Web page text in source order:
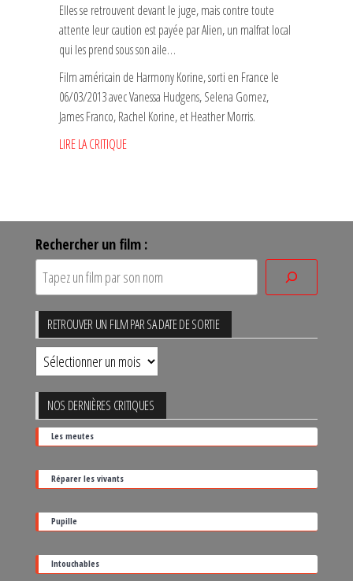
Elles se retrouvent devant le juge, mais contre toute
attente leur caution est payée par Alien, un malfrat local
qui les prend sous son aile…
Film américain de Harmony Korine, sorti en France le
06/03/2013 avec Vanessa Hudgens, Selena Gomez,
James Franco, Rachel Korine, et Heather Morris.
LIRE LA CRITIQUE
Rechercher un film :
RETROUVER UN FILM PAR SA DATE DE SORTIE
Retrouver
un
film
par
sa
date
de
sortie
NOS DERNIÈRES CRITIQUES
Les meutes
Réparer les vivants
Pupille
Intouchables